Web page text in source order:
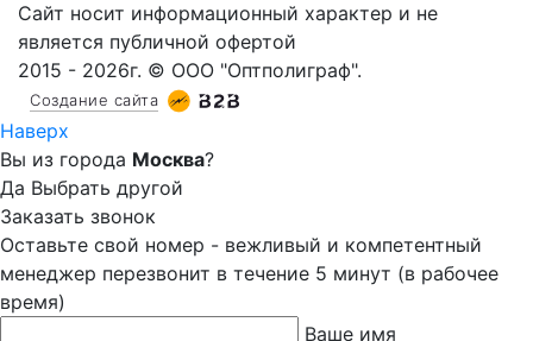
Сайт носит информационный характер и не
является публичной офертой
2015 - 2026г. © ООО "Оптполиграф".
Создание сайта
Наверх
Вы из города Москва?
Да Выбрать другой
Заказать звонок
Оставьте свой номер - вежливый и компетентный
менеджер перезвонит в течение 5 минут (в рабочее
время)
Ваше имя